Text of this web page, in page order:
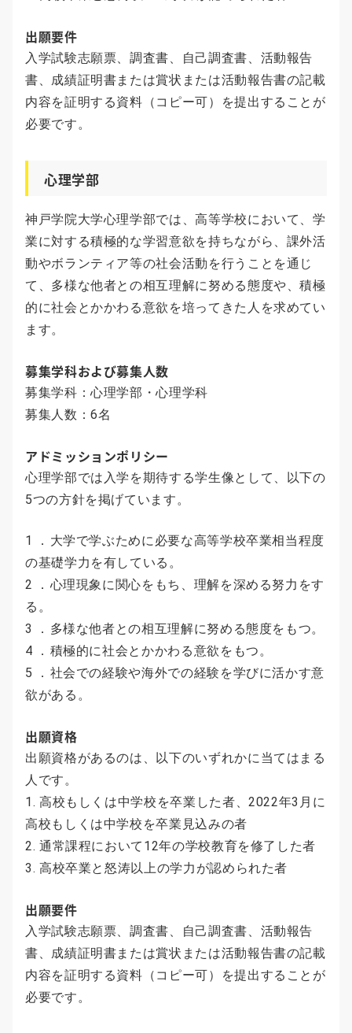
出願要件
入学試験志願票、調査書、自己調査書、活動報告
書、成績証明書または賞状または活動報告書の記載
内容を証明する資料（コピー可）を提出することが
必要です。
心理学部
神戸学院大学心理学部では、高等学校において、学
業に対する積極的な学習意欲を持ちながら、課外活
動やボランティア等の社会活動を行うことを通じ
て、多様な他者との相互理解に努める態度や、積極
的に社会とかかわる意欲を培ってきた人を求めてい
ます。
募集学科および募集人数
募集学科：心理学部・心理学科
募集人数：6名
アドミッションポリシー
心理学部では入学を期待する学生像として、以下の
5つの方針を掲げています。
1 ．大学で学ぶために必要な高等学校卒業相当程度
の基礎学力を有している。
2 ．心理現象に関心をもち、理解を深める努力をす
る。
3 ．多様な他者との相互理解に努める態度をもつ。
4 ．積極的に社会とかかわる意欲をもつ。
5 ．社会での経験や海外での経験を学びに活かす意
欲がある。
出願資格
出願資格があるのは、以下のいずれかに当てはまる
人です。
1. 高校もしくは中学校を卒業した者、2022年3月に
高校もしくは中学校を卒業見込みの者
2. 通常課程において12年の学校教育を修了した者
3. 高校卒業と怒涛以上の学力が認められた者
出願要件
入学試験志願票、調査書、自己調査書、活動報告
書、成績証明書または賞状または活動報告書の記載
内容を証明する資料（コピー可）を提出することが
必要です。